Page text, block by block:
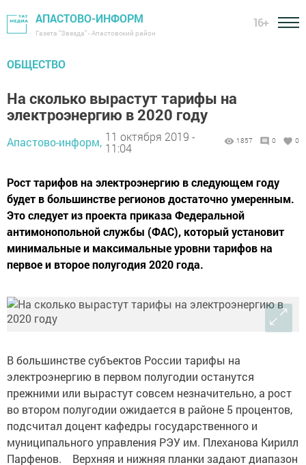
АПАСТОВО-ИНФОРМ
Газета "Звезда" - Апастовский район
16+
ОБЩЕСТВО
На сколько вырастут тарифы на
электроэнергию в 2020 году
Апастово-информ, 11 октября 2019 -
11:04
1857 0 0
Рост тарифов на электроэнергию в следующем году
будет в большинстве регионов достаточно умеренным.
Это следует из проекта приказа Федеральной
антимонопольной службы (ФАС), который установит
минимальные и максимальные уровни тарифов на
первое и второе полугодия 2020 года.
В большинстве субъектов России тарифы на
электроэнергию в первом полугодии останутся
прежними или вырастут совсем незначительно, а рост
во втором полугодии ожидается в районе 5 процентов,
подсчитал доцент кафедры государственного и
муниципального управления РЭУ им. Плеханова Кирилл
Парфенов. Верхняя и нижняя планки задают диапазон